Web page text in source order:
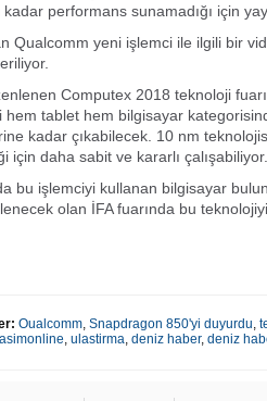
performans sunamadığı için
Qualcomm yeni işlemci ile ilgili bir
Computex 2018 teknoloji
tablet hem bilgisayar
kadar çıkabilecek. 10 nm
için daha sabit ve kararlı çalışabiliyor.
bu işlemciyi kullanan bilgisayar
olan İFA fuarında bu
Oualcomm, Snapdragon 850'yi duyurdu,
, ulastirma, deniz haber, deniz